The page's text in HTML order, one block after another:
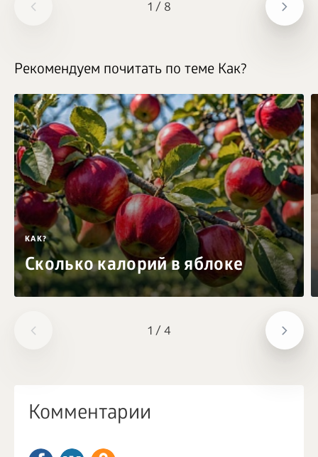
1 / 8
1 / 4
Рекомендуем почитать по теме Как?
КАК?
Сколько калорий в яблоке
Комментарии